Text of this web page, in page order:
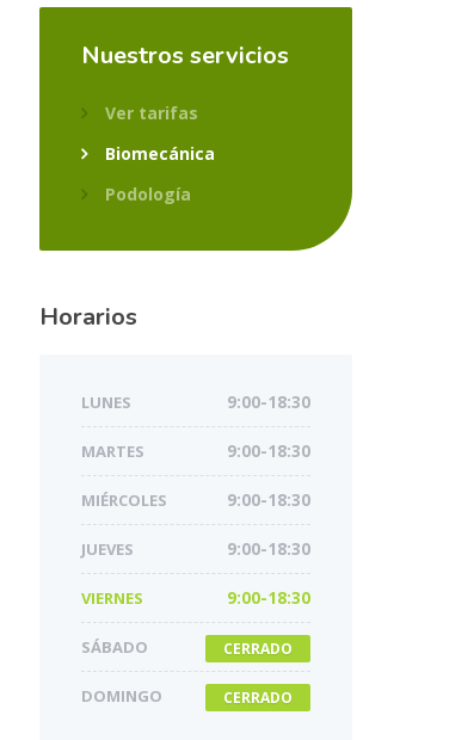
Nuestros servicios
Ver tarifas
Biomecánica
Podología
Horarios
LUNES 9:00-18:30
MARTES 9:00-18:30
MIÉRCOLES 9:00-18:30
JUEVES 9:00-18:30
VIERNES 9:00-18:30
SÁBADO CERRADO
DOMINGO CERRADO